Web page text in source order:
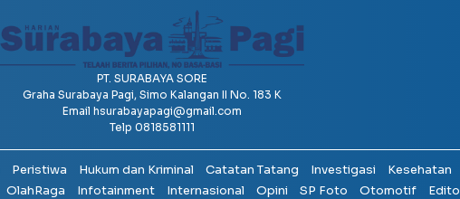
PT. SURABAYA SORE
Graha Surabaya Pagi, Simo Kalangan II No. 183 K
Email hsurabayapagi@gmail.com
Telp 0818581111
Peristiwa Hukum dan Kriminal Catatan Tatang Investigasi Kesehatan
OlahRaga Infotainment Internasional Opini SP Foto Otomotif